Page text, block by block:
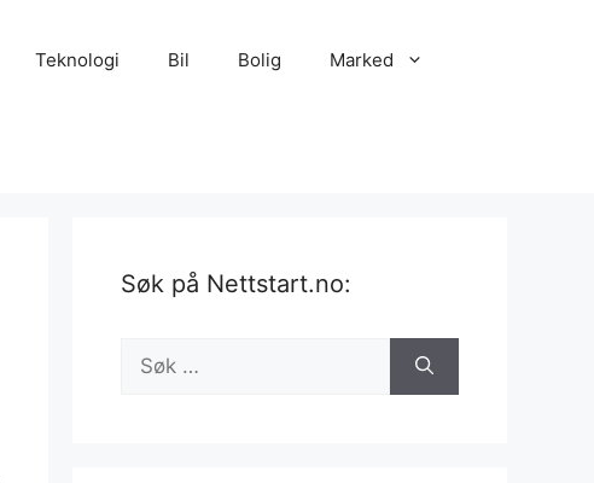
Teknologi Bil Bolig Marked
Søk på Nettstart.no:
Søk
etter: